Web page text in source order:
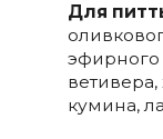
Для
эфирного
кумина,